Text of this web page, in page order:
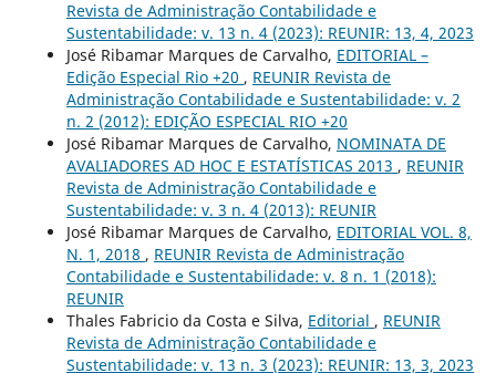
Revista de Administração Contabilidade e
Sustentabilidade: v. 13 n. 4 (2023): REUNIR: 13, 4, 2023
José Ribamar Marques de Carvalho, EDITORIAL –
Edição Especial Rio +20 , REUNIR Revista de
Administração Contabilidade e Sustentabilidade: v. 2
n. 2 (2012): EDIÇÃO ESPECIAL RIO +20
José Ribamar Marques de Carvalho, NOMINATA DE
AVALIADORES AD HOC E ESTATÍSTICAS 2013 , REUNIR
Revista de Administração Contabilidade e
Sustentabilidade: v. 3 n. 4 (2013): REUNIR
José Ribamar Marques de Carvalho, EDITORIAL VOL. 8,
N. 1, 2018 , REUNIR Revista de Administração
Contabilidade e Sustentabilidade: v. 8 n. 1 (2018):
REUNIR
Thales Fabricio da Costa e Silva, Editorial , REUNIR
Revista de Administração Contabilidade e
Sustentabilidade: v. 13 n. 3 (2023): REUNIR: 13, 3, 2023